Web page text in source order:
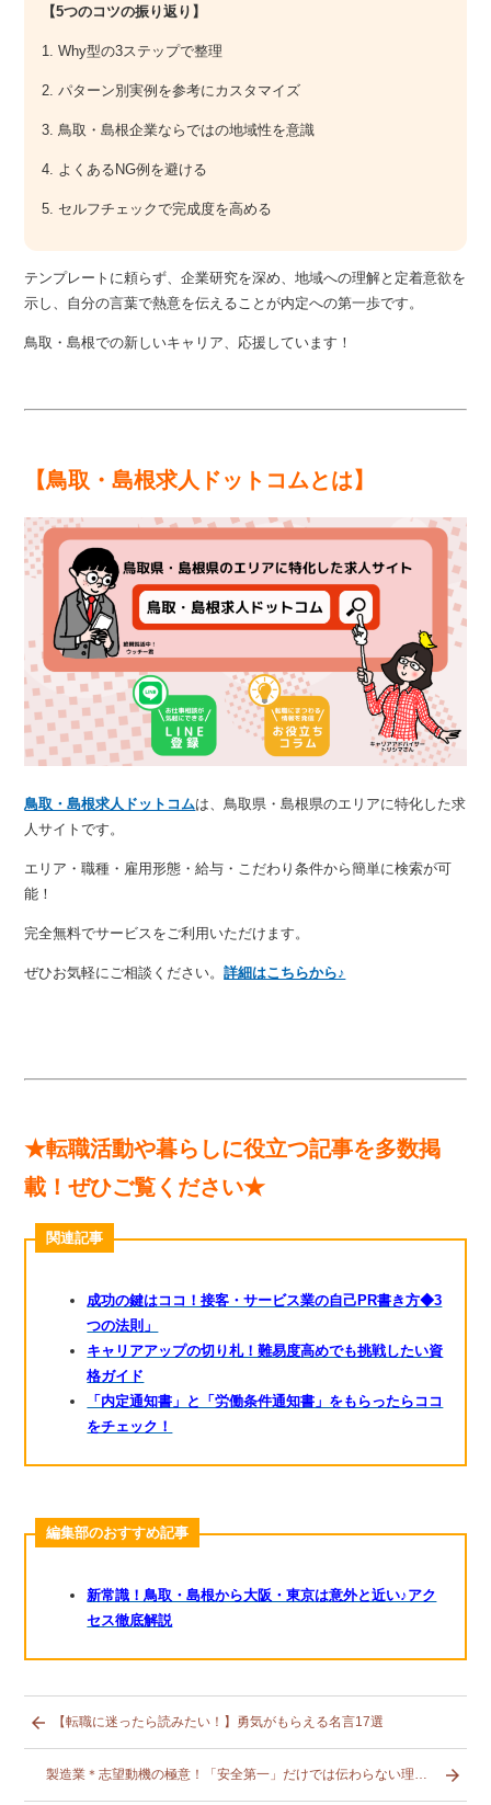
【5つのコツの振り返り】
1. Why型の3ステップで整理
2. パターン別実例を参考にカスタマイズ
3. 鳥取・島根企業ならではの地域性を意識
4. よくあるNG例を避ける
5. セルフチェックで完成度を高める
テンプレートに頼らず、企業研究を深め、地域への理解と定着意欲を
示し、自分の言葉で熱意を伝えることが内定への第一歩です。
鳥取・島根での新しいキャリア、応援しています！
【鳥取・島根求人ドットコムとは】
鳥取・島根求人ドットコムは、鳥取県・島根県のエリアに特化した求
人サイトです。
エリア・職種・雇用形態・給与・こだわり条件から簡単に検索が可
能！
完全無料でサービスをご利用いただけます。
ぜひお気軽にご相談ください。詳細はこちらから♪
★転職活動や暮らしに役立つ記事を多数掲
載！ぜひご覧ください★
関連記事
成功の鍵はココ！接客・サービス業の自己PR書き方◆3
つの法則」
キャリアアップの切り札！難易度高めでも挑戦したい資
格ガイド
「内定通知書」と「労働条件通知書」をもらったらココ
をチェック！
編集部のおすすめ記事
新常識！鳥取・島根から大阪・東京は意外と近い♪アク
セス徹底解説
 【転職に迷ったら読みたい！】勇気がもらえる名言17選

製造業＊志望動機の極意！「安全第一」だけでは伝わらない理由とは？